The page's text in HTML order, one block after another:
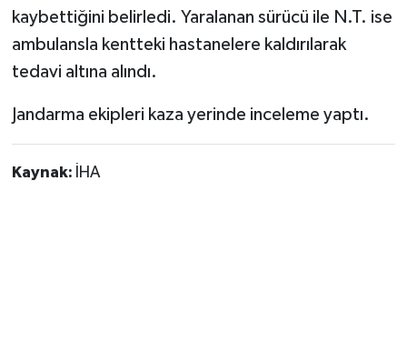
kaybettiğini belirledi. Yaralanan sürücü ile N.T. ise
ambulansla kentteki hastanelere kaldırılarak
tedavi altına alındı.
Jandarma ekipleri kaza yerinde inceleme yaptı.
Kaynak: İHA